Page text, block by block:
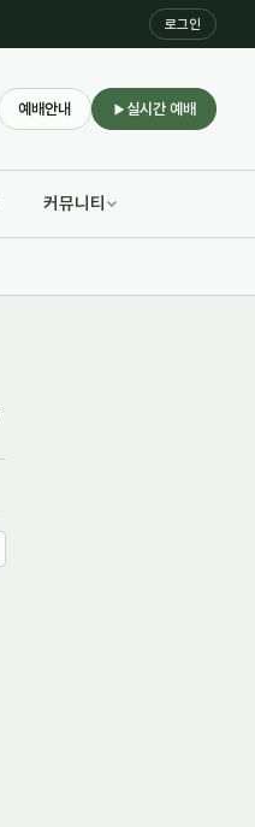
로그인
예배안내 실시간 예배
커뮤니티